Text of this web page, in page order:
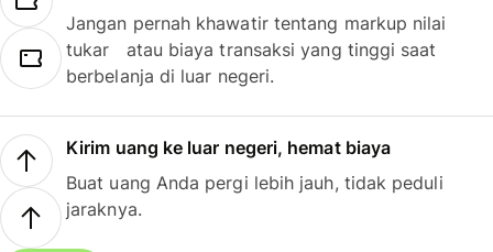
Jangan pernah khawatir tentang markup nilai
tukar atau biaya transaksi yang tinggi saat
berbelanja di luar negeri.
Kirim uang ke luar negeri, hemat biaya
Buat uang Anda pergi lebih jauh, tidak peduli
jaraknya.